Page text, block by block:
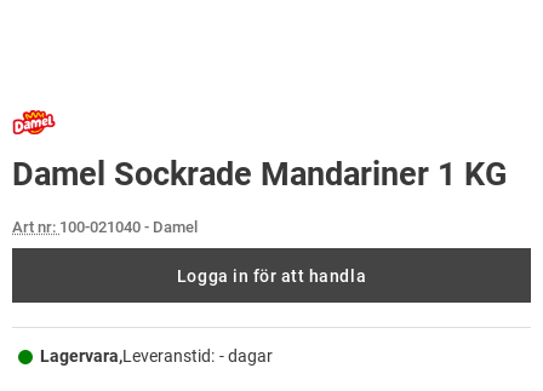
Damel Sockrade Mandariner 1 KG
Art nr: 100-021040 - Damel
Logga in för att handla
Lagervara,Leveranstid: - dagar